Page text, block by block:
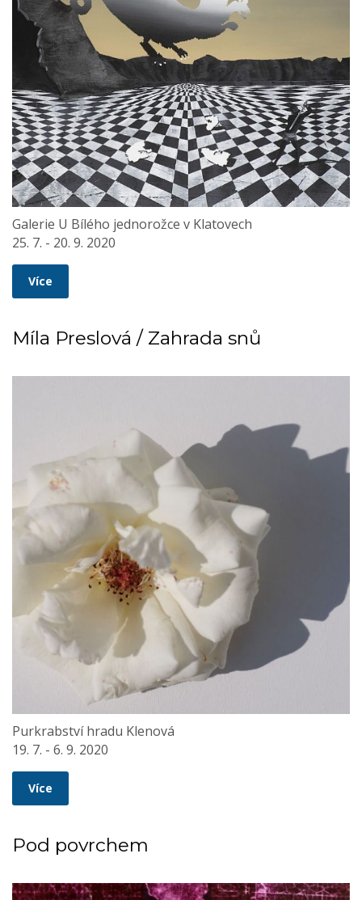
Galerie U Bílého jednorožce v Klatovech
25. 7. - 20. 9. 2020
Více
Míla Preslová / Zahrada snů
Purkrabství hradu Klenová
19. 7. - 6. 9. 2020
Více
Pod povrchem